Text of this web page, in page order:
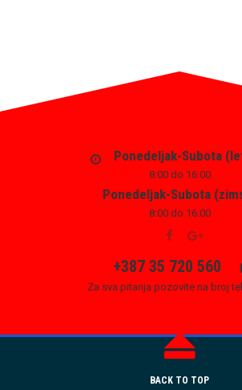
Ponedeljak-Subota
8:00 do 16:00
Ponedeljak-Subota
8:00 do 16:00
+387 35 720 560
Za sva pitanja pozovite na broj
BACK TO TOP